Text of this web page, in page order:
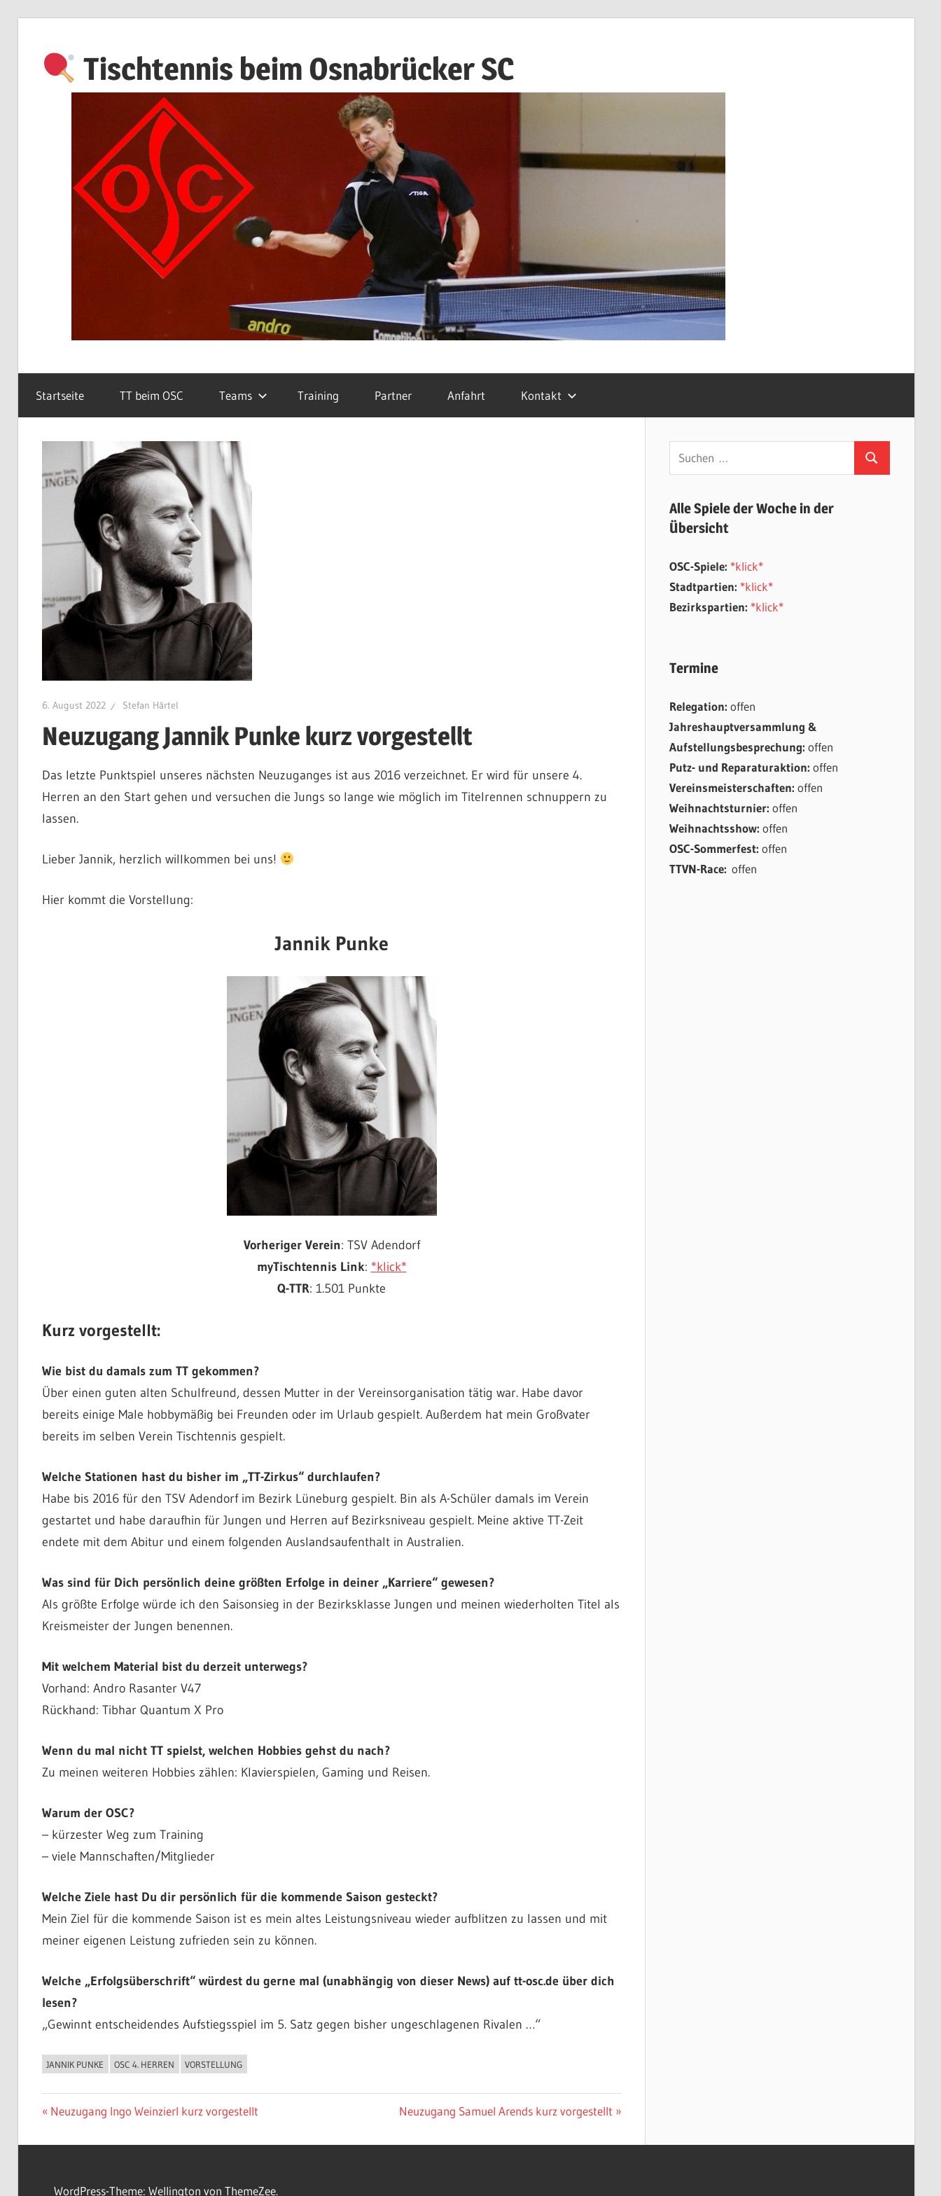
springen
Tischtennis beim Osnabrücker SC
Startseite TT beim OSC Teams Training Partner Anfahrt Kontakt
6. August 2022 Stefan Härtel
Neuzugang Jannik Punke kurz vorgestellt
Das letzte Punktspiel unseres nächsten Neuzuganges ist aus 2016 verzeichnet. Er wird für unsere 4.
Herren an den Start gehen und versuchen die Jungs so lange wie möglich im Titelrennen schnuppern zu
lassen.
Lieber Jannik, herzlich willkommen bei uns!
Hier kommt die Vorstellung:
Jannik Punke
Vorheriger Verein: TSV Adendorf
myTischtennis Link: *klick*
Q-TTR: 1.501 Punkte
Kurz vorgestellt:
Wie bist du damals zum TT gekommen?
Über einen guten alten Schulfreund, dessen Mutter in der Vereinsorganisation tätig war. Habe davor
bereits einige Male hobbymäßig bei Freunden oder im Urlaub gespielt. Außerdem hat mein Großvater
bereits im selben Verein Tischtennis gespielt.
Welche Stationen hast du bisher im „TT-Zirkus“ durchlaufen?
Habe bis 2016 für den TSV Adendorf im Bezirk Lüneburg gespielt. Bin als A-Schüler damals im Verein
gestartet und habe daraufhin für Jungen und Herren auf Bezirksniveau gespielt. Meine aktive TT-Zeit
endete mit dem Abitur und einem folgenden Auslandsaufenthalt in Australien.
Was sind für Dich persönlich deine größten Erfolge in deiner „Karriere“ gewesen?
Als größte Erfolge würde ich den Saisonsieg in der Bezirksklasse Jungen und meinen wiederholten Titel als
Kreismeister der Jungen benennen.
Mit welchem Material bist du derzeit unterwegs?
Vorhand: Andro Rasanter V47
Rückhand: Tibhar Quantum X Pro
Wenn du mal nicht TT spielst, welchen Hobbies gehst du nach?
Zu meinen weiteren Hobbies zählen: Klavierspielen, Gaming und Reisen.
Warum der OSC?
– kürzester Weg zum Training
– viele Mannschaften/Mitglieder
Welche Ziele hast Du dir persönlich für die kommende Saison gesteckt?
Mein Ziel für die kommende Saison ist es mein altes Leistungsniveau wieder aufblitzen zu lassen und mit
meiner eigenen Leistung zufrieden sein zu können.
Welche „Erfolgsüberschrift“ würdest du gerne mal (unabhängig von dieser News) auf tt-osc.de über dich
lesen?
„Gewinnt entscheidendes Aufstiegsspiel im 5. Satz gegen bisher ungeschlagenen Rivalen …“
ALLGEMEIN
JANNIK PUNKE OSC 4. HERREN VORSTELLUNG
Beitragsnavigation
Vorheriger
Neuzugang Ingo Weinzierl kurz vorgestellt
Nächster
Neuzugang Samuel Arends kurz vorgestellt
Suchen
nach:
Suchen
Alle Spiele der Woche in der
Übersicht
OSC-Spiele: *klick*
Stadtpartien: *klick*
Bezirkspartien: *klick*
Termine
Relegation: offen
Jahreshauptversammlung &
Aufstellungsbesprechung: offen
Putz- und Reparaturaktion: offen
Vereinsmeisterschaften: offen
Weihnachtsturnier: offen
Weihnachtsshow: offen
OSC-Sommerfest: offen
TTVN-Race: offen
WordPress-Theme: Wellington von ThemeZee.